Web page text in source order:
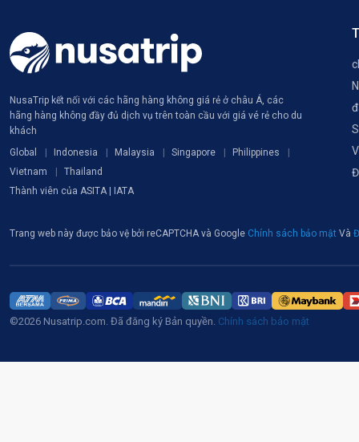
NusaTrip kết nối với các hãng hàng không giá rẻ ở châu Á, các
hãng hàng không đầy đủ dịch vụ trên toàn cầu với giá vé rẻ cho du
khách
Global
Indonesia Malaysia Singapore
Philippines
Vietnam
Thailand
Thành viên của ASITA | IATA
Trang web này được bảo vệ bởi reCAPTCHA và Google Chính sách bảo mật Và
©2026 Nusatrip.com. Đã đăng ký Bản quyền. Chính sách bảo mật